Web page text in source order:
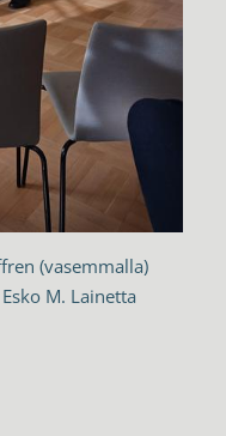
(vasemmalla)
M. Lainetta